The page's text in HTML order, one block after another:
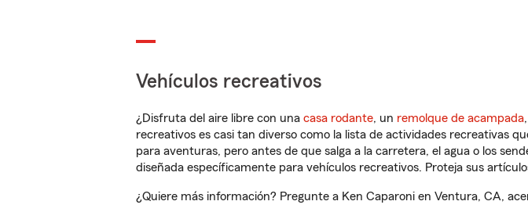
Vehículos recreativos
¿Disfruta del aire libre con una casa rodante, un remolque de acampada
recreativos es casi tan diverso como la lista de actividades recreativas
para aventuras, pero antes de que salga a la carretera, el agua o los
diseñada específicamente para vehículos recreativos. Proteja sus
¿Quiere más información? Pregunte a Ken Caparoni en Ventura, CA,